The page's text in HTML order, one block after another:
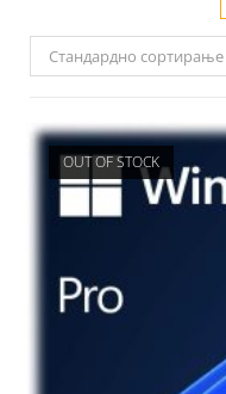
Стандардно сортирање
OUT OF STOCK